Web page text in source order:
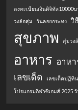
ลงทะเบียนเงินดิจิทัล10000
วงล้อสุ่ม
วันลอยกระทง วิ
สุขภาพ สุ่มวง
อาหาร อาห
เลขเด็ด เลขเด็ดปฏิทิ
โปรแกรมกีฬาซีเกมส์ 2025